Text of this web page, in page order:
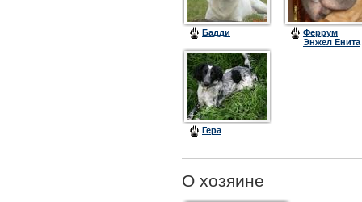
Бадди
Феррум
Энжел Енита
Гера
О хозяине